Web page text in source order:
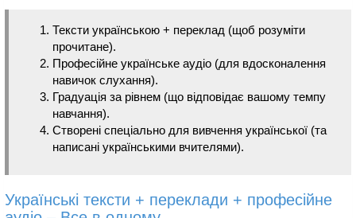
Тексти українською + переклад (щоб розуміти
прочитане).
Професійне українське аудіо (для вдосконалення
навичок слухання).
Градуація за рівнем (що відповідає вашому темпу
навчання).
Створені спеціально для вивчення української (та
написані українськими вчителями).
Українські тексти + переклади + професійне